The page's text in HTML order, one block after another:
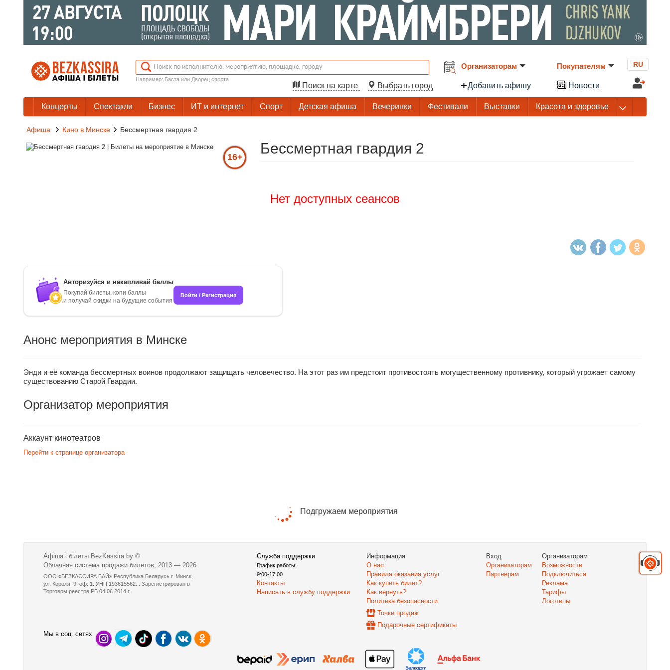
Например: Бастаили Дворец спорта
Поиск на карте Выбрать город
Организаторам
Добавить афишу
Покупателям
Новости
RU
Концерты Спектакли Бизнес ИТ и интернет Спорт Детская афиша Вечеринки Фестивали Выставки Красота и здоровье
Афиша Кино в Минске Бессмертная гвардия 2
16+
Бессмертная гвардия 2
Нет доступных сеансов
Авторизуйся и накапливай баллы
Покупай билеты, копи баллы
и получай скидки на будущие события
Войти / Регистрация
Анонс мероприятия в Минске
Энди и её команда бессмертных воинов продолжают защищать человечество. На этот раз им предстоит противостоять могущественному противнику, который угрожает самому
существованию Старой Гвардии.
Организатор мероприятия
Аккаунт кинотеатров
Перейти к странице организатора
Подгружаем мероприятия
Афіша і білеты BezKassira.by ©
Облачная система продажи билетов, 2013 — 2026
ООО «БЕЗКАССИРА БАЙ» Республика Беларусь г. Минск,
ул. Короля, 9, оф. 1. УНП 193615562. . Зарегистрирован в
Торговом реестре РБ 04.06.2014 г.
Служба поддержки
График работы:
9:00-17:00
Контакты
Написать в службу поддержки
Информация
О нас
Правила оказания услуг
Как купить билет?
Как вернуть?
Политика безопасности
Точки продаж
Подарочные сертификаты
Вход
Организаторам
Партнерам
Организаторам
Возможности
Подключиться
Реклама
Тарифы
Логотипы
Мы в соц. сетях